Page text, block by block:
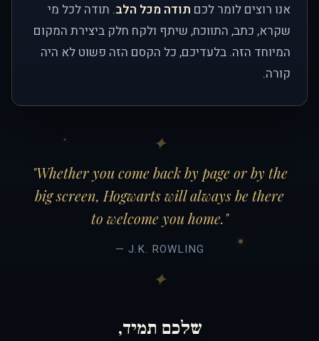
אנו רוצים לומר לכם תודה מכל הלב. תודה לכל מי
שקרא, כתב, התווכח, שיתף ולקח חלק ביצירת המקום
המיוחד הזה. בלעדיכם, כל הקסם הזה פשוט לא היה
קורה.
"Whether you come back by page or by the
big screen, Hogwarts will always be there
to welcome you home."
— J.K. ROWLING
שלכם תמיד,